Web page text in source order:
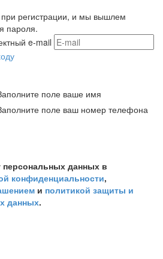
регистрации, и мы вышлем
пароля.
e-mail
поле ваше имя
поле ваш номер телефона
персональных данных в
конфиденциальности,
и политикой защиты и
данных.